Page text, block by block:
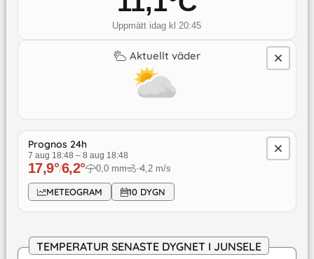
Uppmätt idag kl 20:45
Aktuellt väder
Prognos 24h
7 aug 18:48 – 8 aug 18:48
17,9°/6,2° 0,0mm ↓4,2m/s
METEOGRAM 10 DYGN
TEMPERATUR SENASTE DYGNET I JUNSELE